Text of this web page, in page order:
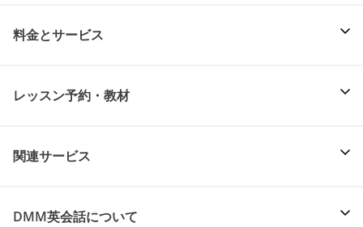
料金とサービス
レッスン予約・教材
関連サービス
DMM英会話について